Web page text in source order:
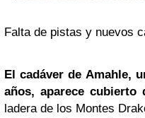
Falta de pistas y nuevos
El cadáver de Amahle,
años, aparece cubierto
ladera de los Montes